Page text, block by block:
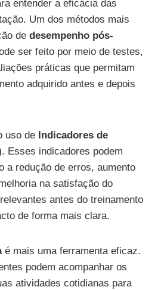
entender a eficácia das
Um dos métodos mais
de desempenho pós-
ser feito por meio de testes,
práticas que permitam
adquirido antes e depois
uso de Indicadores de
. Esses indicadores podem
a redução de erros, aumento
na satisfação do
antes do treinamento
de forma mais clara.
é mais uma ferramenta eficaz.
podem acompanhar os
atividades cotidianas para